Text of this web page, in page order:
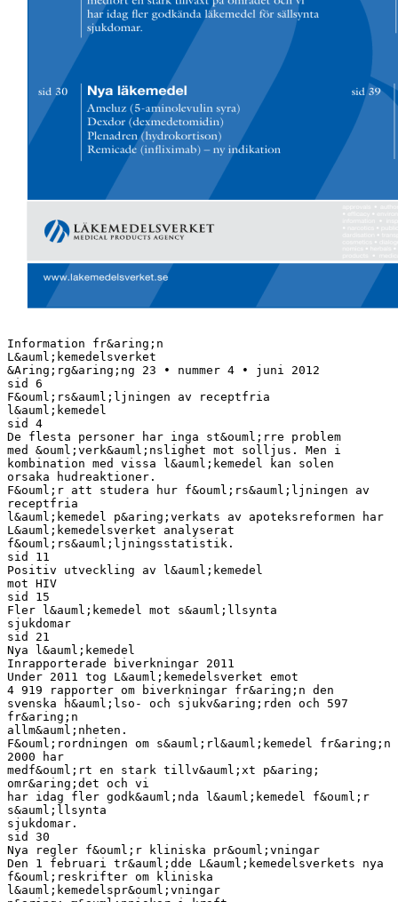
Information fr&aring;n
L&auml;kemedelsverket
&Aring;rg&aring;ng 23 • nummer 4 • juni 2012
sid 6
F&ouml;rs&auml;ljningen av receptfria
l&auml;kemedel
sid 4
De flesta personer har inga st&ouml;rre problem
med &ouml;verk&auml;nslighet mot solljus. Men i
kombination med vissa l&auml;kemedel kan solen
orsaka hudreaktioner.
F&ouml;r att studera hur f&ouml;rs&auml;ljningen av
receptfria
l&auml;kemedel p&aring;verkats av apoteksreformen har
L&auml;kemedelsverket analyserat
f&ouml;rs&auml;ljningsstatistik.
sid 11
Positiv utveckling av l&auml;kemedel
mot HIV
sid 15
Fler l&auml;kemedel mot s&auml;llsynta
sjukdomar
sid 21
Nya l&auml;kemedel
Inrapporterade biverkningar 2011
Under 2011 tog L&auml;kemedelsverket emot
4 919 rapporter om biverkningar fr&aring;n den
svenska h&auml;lso- och sjukv&aring;rden och 597
fr&aring;n
allm&auml;nheten.
F&ouml;rordningen om s&auml;rl&auml;kemedel fr&aring;n
2000 har
medf&ouml;rt en stark tillv&auml;xt p&aring;
omr&aring;det och vi
har idag fler godk&auml;nda l&auml;kemedel f&ouml;r
s&auml;llsynta
sjukdomar.
sid 30
Nya regler f&ouml;r kliniska pr&ouml;vningar
Den 1 februari tr&auml;dde L&auml;kemedelsverkets nya
f&ouml;reskrifter om kliniska
l&auml;kemedelspr&ouml;vningar